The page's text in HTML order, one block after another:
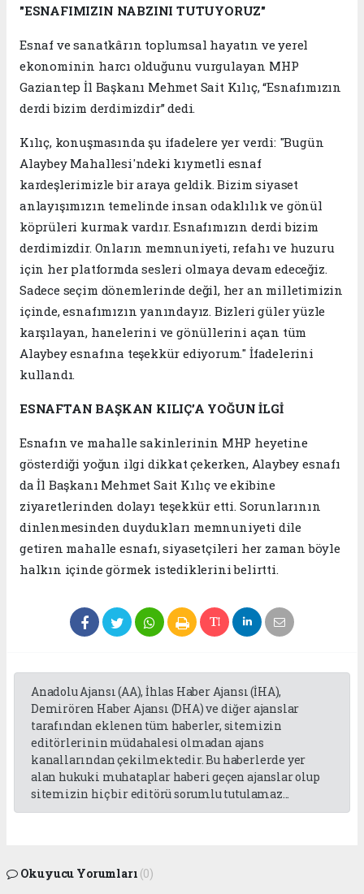
"ESNAFIMIZIN NABZINI TUTUYORUZ"
Esnaf ve sanatkârın toplumsal hayatın ve yerel
ekonominin harcı olduğunu vurgulayan MHP
Gaziantep İl Başkanı Mehmet Sait Kılıç, “Esnafımızın
derdi bizim derdimizdir” dedi.
Kılıç, konuşmasında şu ifadelere yer verdi: "Bugün
Alaybey Mahallesi'ndeki kıymetli esnaf
kardeşlerimizle bir araya geldik. Bizim siyaset
anlayışımızın temelinde insan odaklılık ve gönül
köprüleri kurmak vardır. Esnafımızın derdi bizim
derdimizdir. Onların memnuniyeti, refahı ve huzuru
için her platformda sesleri olmaya devam edeceğiz.
Sadece seçim dönemlerinde değil, her an milletimizin
içinde, esnafımızın yanındayız. Bizleri güler yüzle
karşılayan, hanelerini ve gönüllerini açan tüm
Alaybey esnafına teşekkür ediyorum." İfadelerini
kullandı.
ESNAFTAN BAŞKAN KILIÇ’A YOĞUN İLGİ
Esnafın ve mahalle sakinlerinin MHP heyetine
gösterdiği yoğun ilgi dikkat çekerken, Alaybey esnafı
da İl Başkanı Mehmet Sait Kılıç ve ekibine
ziyaretlerinden dolayı teşekkür etti. Sorunlarının
dinlenmesinden duydukları memnuniyeti dile
getiren mahalle esnafı, siyasetçileri her zaman böyle
halkın içinde görmek istediklerini belirtti.
Anadolu Ajansı (AA), İhlas Haber Ajansı (İHA),
Demirören Haber Ajansı (DHA) ve diğer ajanslar
tarafından eklenen tüm haberler, sitemizin
editörlerinin müdahalesi olmadan ajans
kanallarından çekilmektedir. Bu haberlerde yer
alan hukuki muhataplar haberi geçen ajanslar olup
sitemizin hiç bir editörü sorumlu tutulamaz...
Okuyucu Yorumları (0)